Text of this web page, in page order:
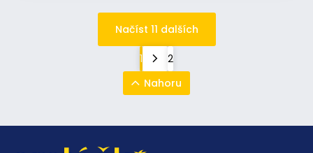
Načíst 11 dalších
1
2
Nahoru